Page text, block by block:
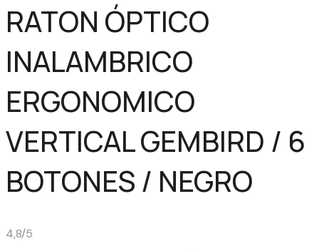
RATON ÓPTICO
INALAMBRICO
ERGONOMICO
VERTICAL GEMBIRD / 6
BOTONES / NEGRO
4,8/5